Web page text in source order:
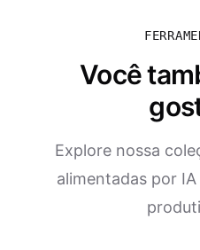
Você
Explore nossa
alimentadas por